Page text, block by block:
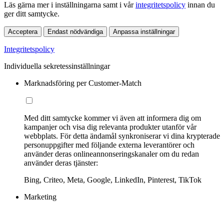
Läs gärna mer i inställningarna samt i vårintegritetspolicy innan du
ger ditt samtycke.
Acceptera Endast nödvändiga Anpassa inställningar
Integritetspolicy
Individuella sekretessinställningar
Marknadsföring per Customer-Match
Med ditt samtycke kommer vi även att informera dig om
kampanjer och visa dig relevanta produkter utanför vår
webbplats. För detta ändamål synkroniserar vi dina krypterade
personuppgifter med följande externa leverantörer och
använder deras onlineannonseringskanaler om du redan
använder deras tjänster:
Bing, Criteo, Meta, Google, LinkedIn, Pinterest, TikTok
Marketing